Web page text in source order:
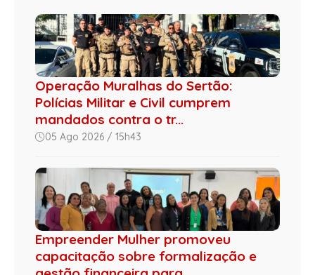
Operação Muralhas do Sertão:
Polícias Militar e Civil cumprem
mandados contra o tr...
05 Ago 2026 / 15h43
Empreender Mulher promoveu
capacitação sobre formalização e